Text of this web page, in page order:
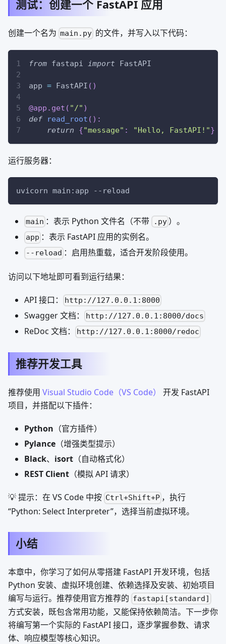
测试：创建一个 FastAPI 应用
创建一个名为 main.py 的文件，并写入以下代码：
from fastapi import FastAPI
app = FastAPI ( )
@app . get ( "/" )
def
read_root ( ) :
return
{"message" : "Hello, FastAPI!"}
运行服务器：
uvicorn main:app --reload
main ：表示 Python 文件名（不带 .py ）。
app ：表示 FastAPI 应用的实例名。
--reload ：启用热重载，适合开发阶段使用。
访问以下地址即可看到运行结果：
API 接口： http://127.0.0.1:8000
Swagger 文档： http://127.0.0.1:8000/docs
ReDoc 文档： http://127.0.0.1:8000/redoc
推荐开发工具
推荐使用 Visual Studio Code（VS Code）
开发 FastAPI
项目，并搭配以下插件：
Python （官方插件）
Pylance （增强类型提示）
Black、 isort （自动格式化）
REST Client （模拟 API 请求）
💡 提示：在 VS Code 中按 Ctrl+Shift+P ，执行
“Python: Select Interpreter”，选择当前虚拟环境。
小结
本章中，你学习了如何从零搭建 FastAPI 开发环境，包括
Python 安装、虚拟环境创建、依赖选择及安装、初始项目
编写与运行。推荐使用官方推荐的 fastapi[standard]
方式安装，既包含常用功能，又能保持依赖简洁。下一步你
将编写第一个实际的 FastAPI 接口，逐步掌握参数、请求
体、响应模型等核心知识。